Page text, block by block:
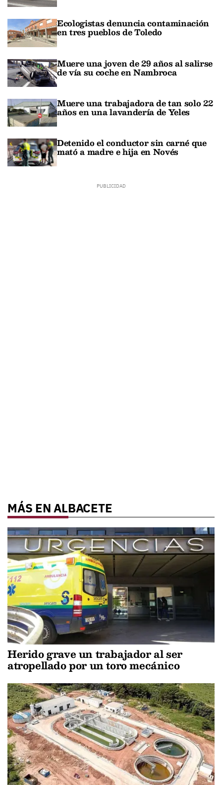
Ecologistas denuncia contaminación
en tres pueblos de Toledo
Muere una joven de 29 años al salirse
de vía su coche en Nambroca
Muere una trabajadora de tan solo 22
años en una lavandería de Yeles
Detenido el conductor sin carné que
mató a madre e hija en Novés
MÁS EN ALBACETE
Herido grave un trabajador al ser
atropellado por un toro mecánico